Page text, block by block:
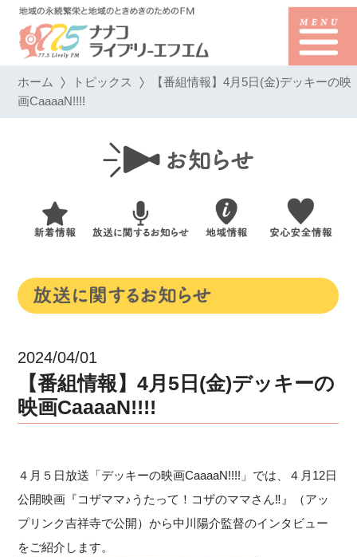
ホーム トピックス 【番組情報】4月5日(金)デッキーの映
画CaaaaN!!!!
2024/04/01
【番組情報】4月5日(金)デッキーの
映画CaaaaN!!!!
４月５日放送「デッキーの映画CaaaaN!!!!」では、４月12日
公開映画『コザママ♪うたって！コザのママさん‼』（アッ
プリンク吉祥寺で公開）から中川陽介監督のインタビュー
をご紹介します。